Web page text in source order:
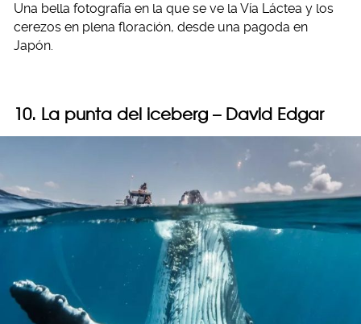
Una bella fotografía en la que se ve la Vía Láctea y los
cerezos en plena floración, desde una pagoda en
Japón.
10. La punta del iceberg – David Edgar